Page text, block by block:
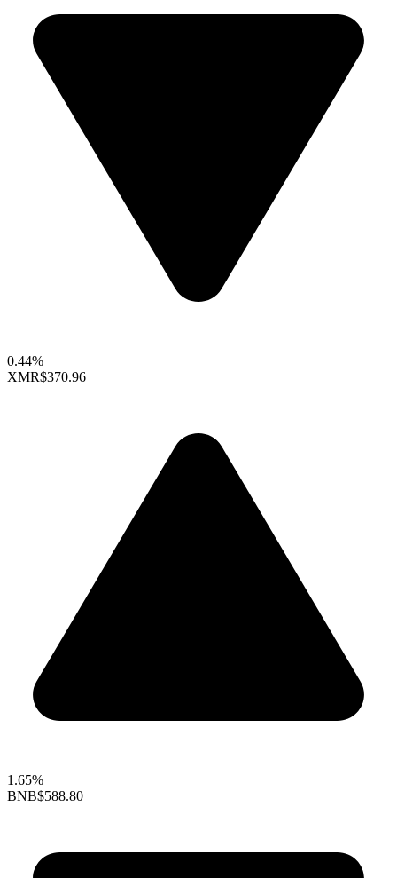
0.44%
XMR$370.96
1.65%
BNB$588.80